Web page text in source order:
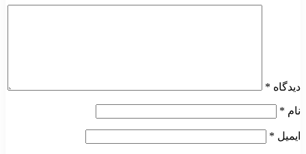
دیدگاه *
نام *
ایمیل *